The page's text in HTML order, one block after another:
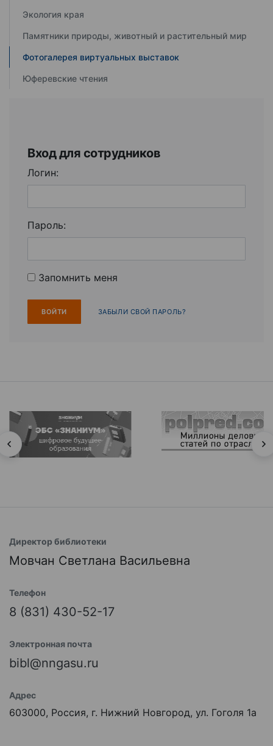
Экология края
Памятники природы, животный и растительный мир
Фотогалерея виртуальных выставок
Юферевские чтения
Вход для сотрудников
Логин:
Пароль:
Запомнить меня
ЗАБЫЛИ СВОЙ ПАРОЛЬ?
Директор библиотеки
Мовчан Светлана Васильевна
Телефон
8 (831) 430-52-17
Электронная почта
bibl@nngasu.ru
Адрес
603000, Россия, г. Нижний Новгород, ул. Гоголя 1а